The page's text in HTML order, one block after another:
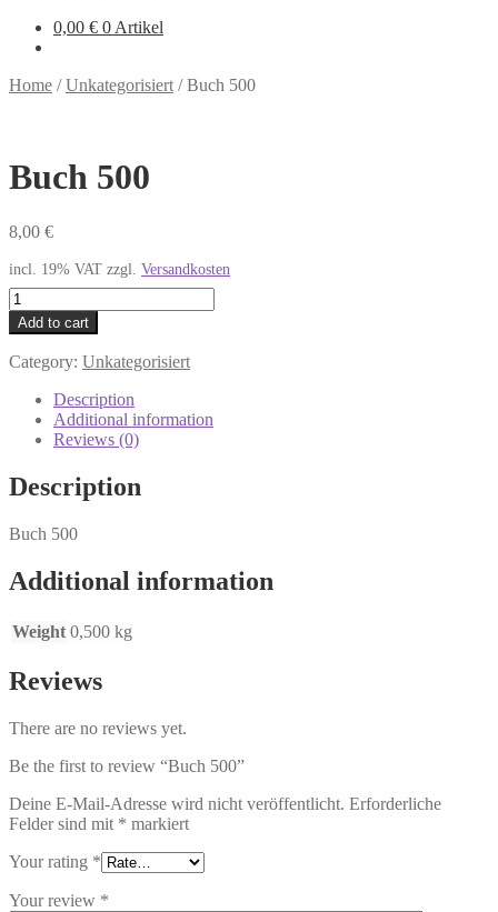
0,00 € 0 Artikel
Home /Unkategorisiert /Buch 500
Buch 500
8,00 €
incl. 19% VAT zzgl. Versandkosten
Buch
500
quantity
Add to cart
Category: Unkategorisiert
Description
Additional information
Reviews (0)
Description
Buch 500
Additional information
Weight 0,500 kg
Reviews
There are no reviews yet.
Be the first to review “Buch 500”
Deine E-Mail-Adresse wird nicht veröffentlicht. Erforderliche
Felder sind mit * markiert
Your rating *
Your review *